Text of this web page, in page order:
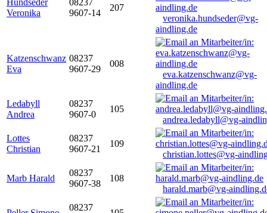
Hundseder
Veronika
08237
9607-14
207
veronika.hundseder@vg-
aindling.de
Katzenschwanz
Eva
08237
9607-29
008
eva.katzenschwanz@vg-
aindling.de
Ledabyll
Andrea
08237
9607-0
105
andrea.ledabyll@vg-
Lottes
Christian
08237
9607-21
109
christian.lottes@vg-
Marb Harald
08237
9607-38
108
harald.marb@vg-
08237